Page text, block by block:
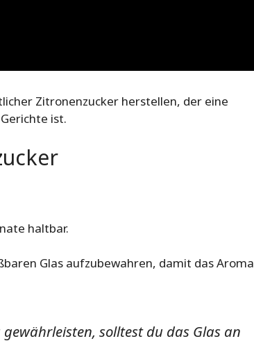
Zitronenzucker herstellen, der eine
ist.
haltbar.
Glas aufzubewahren, damit das Aroma
solltest du das Glas an